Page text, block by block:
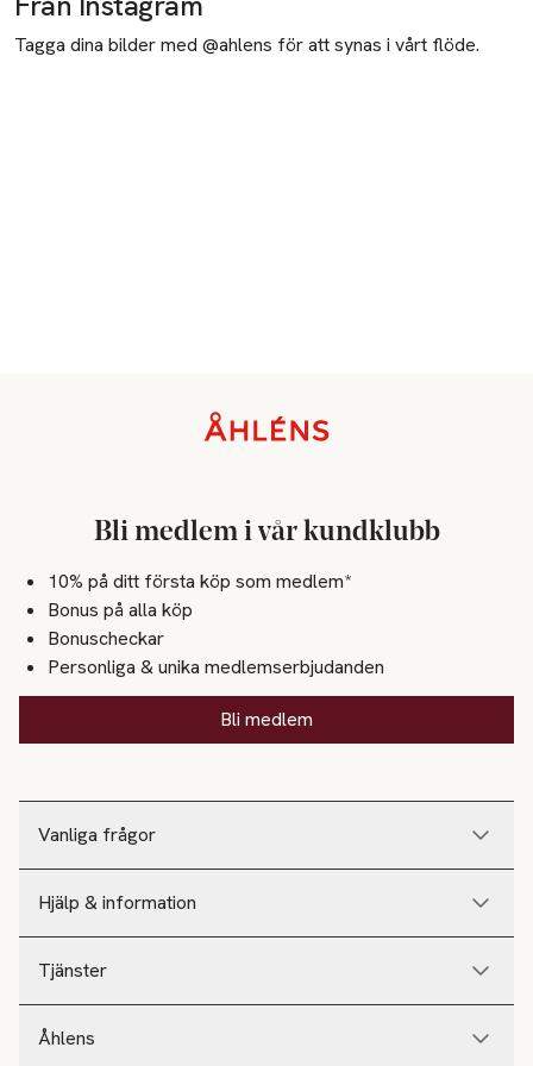
Tagga dina bilder med @ahlens för att synas i vårt flöde.
Vanliga frågor
Hjälp & information
Tjänster
Åhlens
Bli medlem i vår kundklubb
10% på ditt första köp som medlem*
Bonus på alla köp
Bonuscheckar
Personliga & unika medlemserbjudanden
Bli medlem